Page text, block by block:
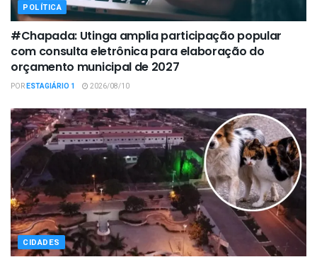
POLÍTICA
#Chapada: Utinga amplia participação popular
com consulta eletrônica para elaboração do
orçamento municipal de 2027
PORESTAGIÁRIO 1 2026/08/10
CIDADES